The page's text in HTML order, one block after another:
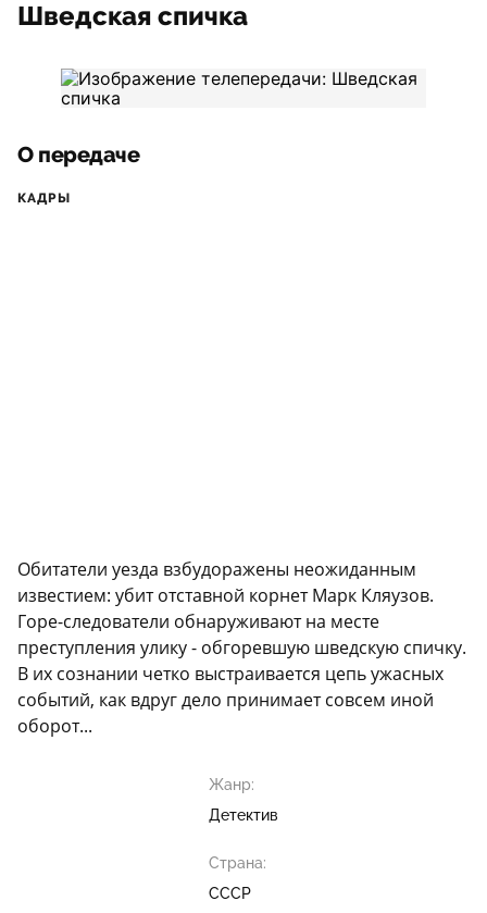
Шведская спичка
О передаче
КАДРЫ
Обитатели уезда взбудоражены неожиданным
известием: убит отставной корнет Марк Кляузов.
Горе-следователи обнаруживают на месте
преступления улику - обгоревшую шведскую спичку.
В их сознании четко выстраивается цепь ужасных
событий, как вдруг дело принимает совсем иной
оборот...
Жанр:
Детектив
Страна:
СССР